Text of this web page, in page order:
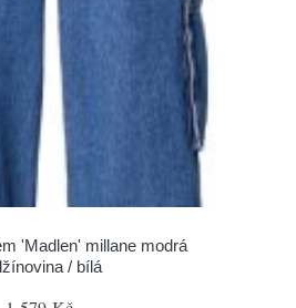
'Madlen' millane modrá
/ bílá